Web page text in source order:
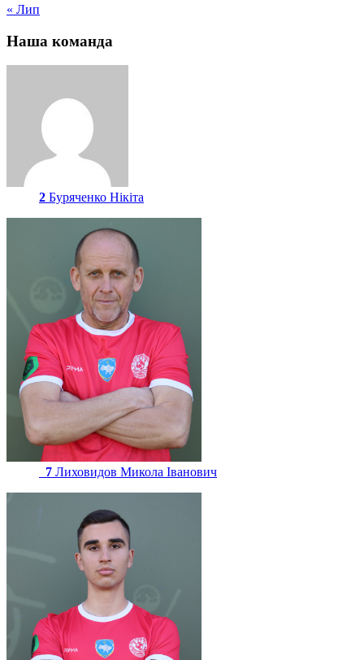
« Лип
Наша команда
2 Буряченко Нікіта
7 Лиховидов Микола Іванович